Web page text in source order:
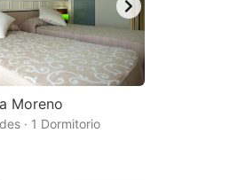
Moreno
· 1 Dormitorio